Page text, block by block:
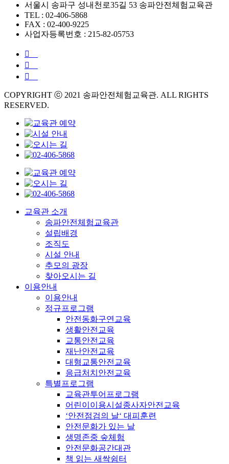
서울시 송파구 성내천로35길 53 송파안전체험교육관
TEL : 02-406-5868
FAX : 02-400-9225
사업자등록번호 : 215-82-05753
COPYRIGHT ⓒ 2021 송파안전체험교육관. ALL RIGHTS
RESERVED.
교육관 소개
송파안전체험교육관
설립배경
조직도
시설 안내
추모의 광장
찾아오시는 길
이용안내
이용안내
정규프로그램
안전동화구연교육
생활안전교육
교통안전교육
재난안전교육
대형교통안전교육
응급처치안전교육
특별프로그램
교육관투어프로그램
어린이이용시설종사자안전교육
‘안전점검의 날‘ 대피훈련
안전문화가 있는 날
생명존중 숲체험
안전문화공간대관
책 읽는 새싹쉼터